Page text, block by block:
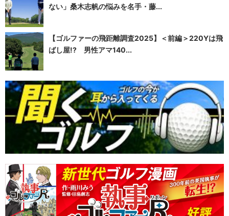
ない」桑木志帆の悩みを名手・藤...
【ゴルファーの飛距離調査2025】＜前編＞220Yは飛
ばし屋!? 男性アマ140...